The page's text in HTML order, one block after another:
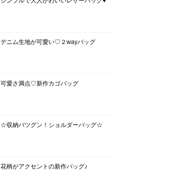
デニム生地が可愛い♡２wayバッグ
可愛さ満点♡新作カゴバッグ
☆収納バツグン！ショルダーバッグ☆
花柄がアクセントの新作バッグ♪